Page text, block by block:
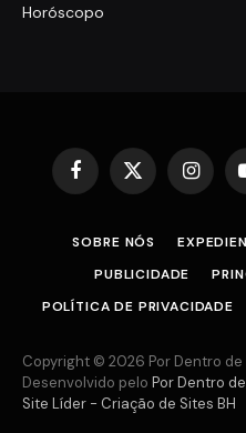
Horóscopo
Facebook
X
(Twitter)
SOBRE NÓS
PUBLICIDADE
POLÍTICA DE PRIVACIDADE
Copyright © 2026 Por Dentro de
Desenvolvido pelo Por Dentro
Site Líder - Criação de Sites BH